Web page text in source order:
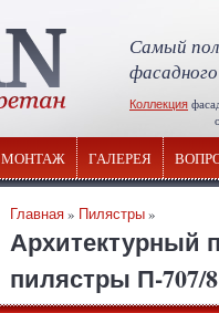
Самый
Коллекция
МОНТАЖ ГАЛЕРЕЯ
Главная» Пилястры»
Архитектурный
пилястры П-707/